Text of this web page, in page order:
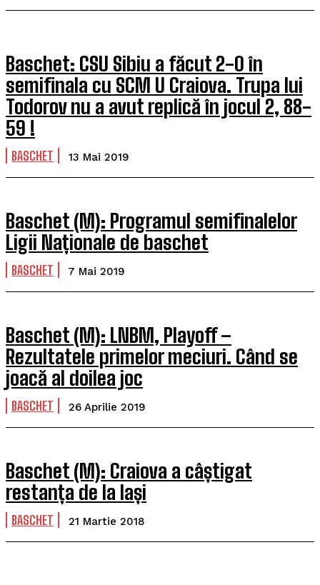
Baschet: CSU Sibiu a făcut 2-0 în
semifinala cu SCM U Craiova. Trupa lui
Todorov nu a avut replică în jocul 2, 88-
59 !
BASCHET 13 Mai 2019
Baschet (M): Programul semifinalelor
Ligii Naționale de baschet
BASCHET 7 Mai 2019
Baschet (M): LNBM, Playoff –
Rezultatele primelor meciuri. Când se
joacă al doilea joc
BASCHET 26 Aprilie 2019
Baschet (M): Craiova a câștigat
restanța de la Iași
BASCHET 21 Martie 2018